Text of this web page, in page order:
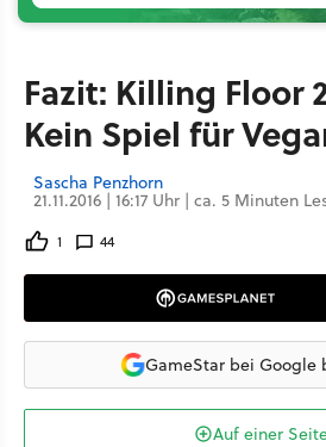
Fazit: Killing Floor
Kein Spiel für
Sascha Penzhorn
21.11.2016 | 16:17 Uhr | ca. 5 Minuten
1 44
GameStar bei Google
Auf einer